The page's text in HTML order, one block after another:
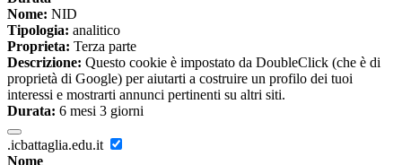
Nome: NID
Tipologia: analitico
Proprieta: Terza parte
Descrizione: Questo cookie è impostato da DoubleClick (che è di
proprietà di Google) per aiutarti a costruire un profilo dei tuoi
interessi e mostrarti annunci pertinenti su altri siti.
Durata: 6 mesi 3 giorni
.icbattaglia.edu.it
Nome